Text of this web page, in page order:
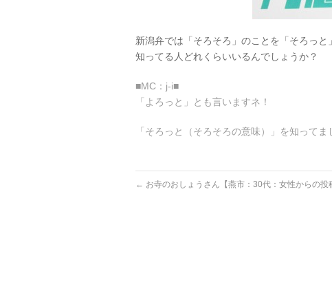
新潟弁では「そろそろ」のことを「そろっ
知ってる人どれくらいいるんでしょうか？
■MC：j-i■
「よろっと」とも言いますネ！
「そろっと（そろそろの意味）」を知ってま
← お寺のおしょうさん【燕市：30代：女性からの投